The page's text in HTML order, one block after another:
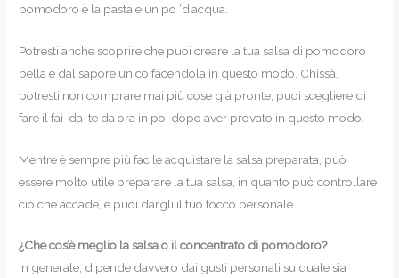
pomodoro è la pasta e un po ‘d’acqua.
Potresti anche scoprire che puoi creare la tua salsa di pomodoro
bella e dal sapore unico facendola in questo modo. Chissà,
potresti non comprare mai più cose già pronte, puoi scegliere di
fare il fai-da-te da ora in poi dopo aver provato in questo modo.
Mentre è sempre più facile acquistare la salsa preparata, può
essere molto utile preparare la tua salsa, in quanto può controllare
ciò che accade, e puoi dargli il tuo tocco personale.
¿Che cos’è meglio la salsa o il concentrato di pomodoro?
In generale, dipende davvero dai gusti personali su quale sia